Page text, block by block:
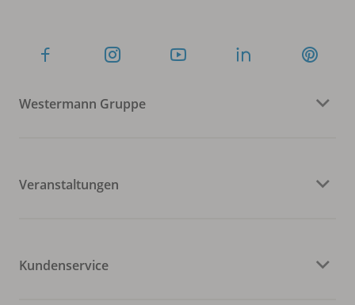
Westermann Gruppe
Veranstaltungen
Kundenservice